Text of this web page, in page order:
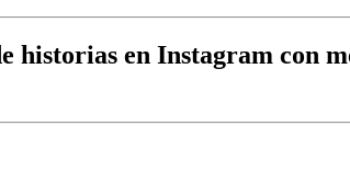
en Instagram con